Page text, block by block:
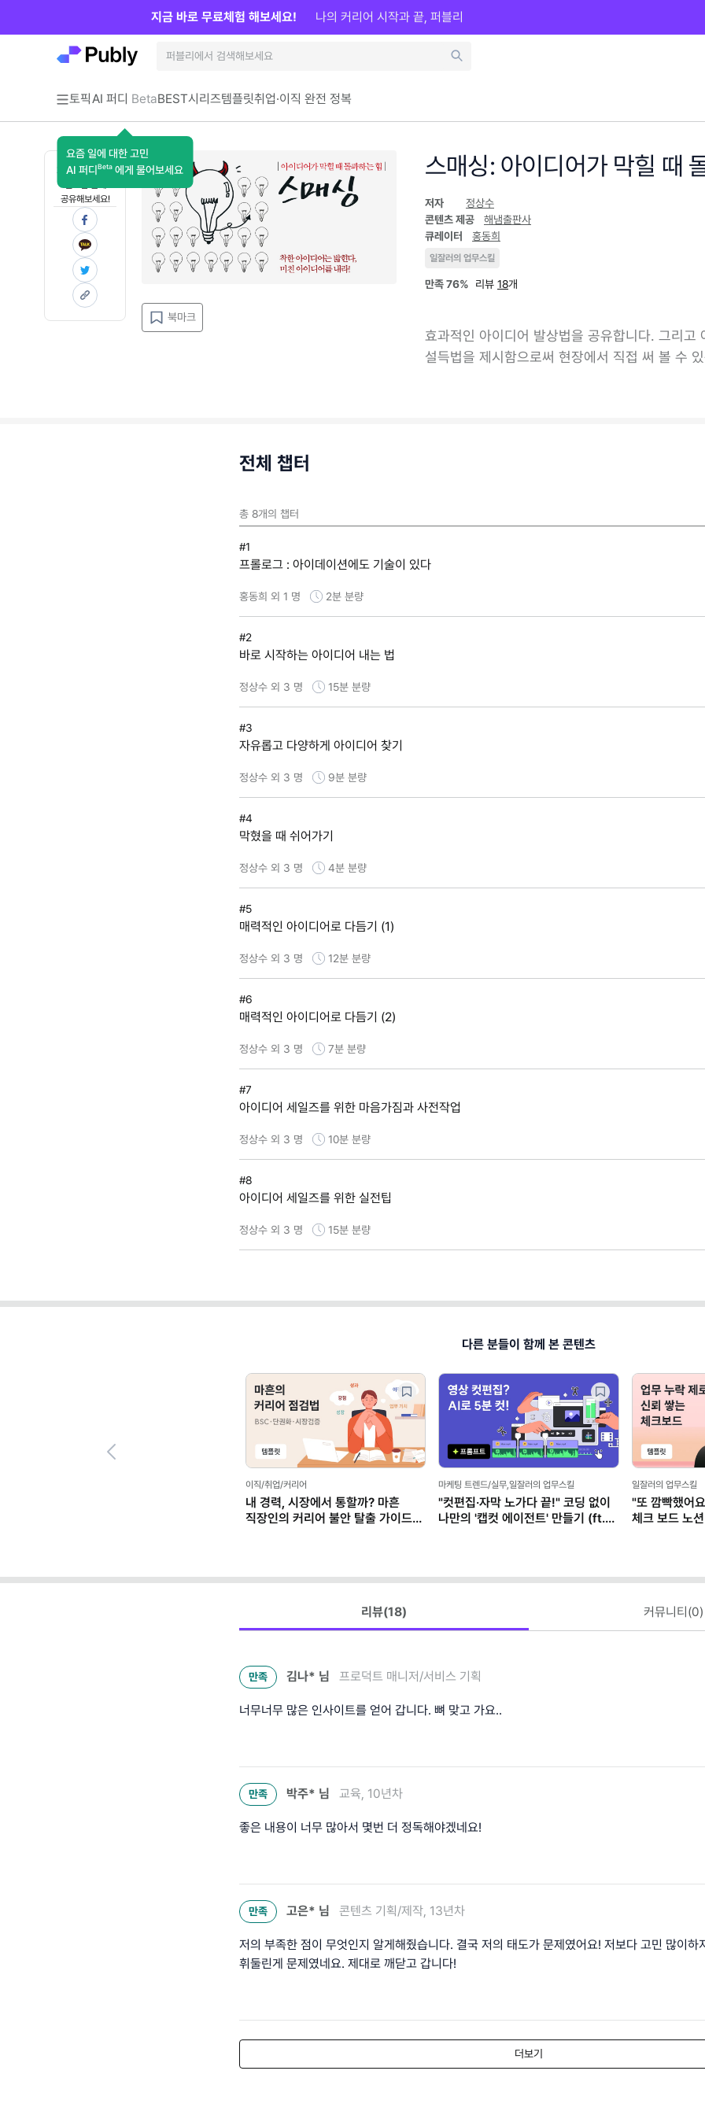
토픽AI 퍼디 Beta
요즘 일에 대한 고민
AI 퍼디 Beta 에게 물어보세요
BEST시리즈템플릿취업·이직 완전 정복
지금 바로 무료체험 해보세요! 나의 커리어 시작과 끝, 퍼블리
지금 인사이트가
공유해보세요!
북마크
스매싱: 아이디어가 막힐 때
저자
정상수
콘텐츠 제공
해냄출판사
큐레이터
홍동희
일잘러의 업무스킬
만족76% 리뷰 18개
효과적인 아이디어 발상법을 공유합니다. 그리고
설득법을 제시함으로써 현장에서 직접 써 볼 수
전체 챕터
총 8개의 챕터
#1
프롤로그 : 아이데이션에도 기술이 있다
홍동희 외 1 명 2분 분량
#2
바로 시작하는 아이디어 내는 법
정상수 외 3 명 15분 분량
#3
자유롭고 다양하게 아이디어 찾기
정상수 외 3 명 9분 분량
#4
막혔을 때 쉬어가기
정상수 외 3 명 4분 분량
#5
매력적인 아이디어로 다듬기 (1)
정상수 외 3 명 12분 분량
#6
매력적인 아이디어로 다듬기 (2)
정상수 외 3 명 7분 분량
#7
아이디어 세일즈를 위한 마음가짐과 사전작업
정상수 외 3 명 10분 분량
#8
아이디어 세일즈를 위한 실전팁
정상수 외 3 명 15분 분량
다른 분들이 함께 본 콘텐츠
이직/취업/커리어
내 경력, 시장에서 통할까? 마흔
직장인의 커리어 불안 탈출 가이드
마케팅 트렌드/실무,일잘러의 업무스킬
"컷편집·자막 노가다 끝!" 코딩 없이
나만의 '캡컷 에이전트' 만들기 (ft.
일잘러의 업무스킬
"또 깜빡했어
체크 보드 노
리뷰(18) 커뮤니티(0)
만족 김나* 님 프로덕트 매니저/서비스 기획
너무너무 많은 인사이트를 얻어 갑니다. 뼈 맞고 가요..
만족 박주* 님 교육, 10년차
좋은 내용이 너무 많아서 몇번 더 정독해야겠네요!
만족 고은* 님 콘텐츠 기획/제작, 13년차
저의 부족한 점이 무엇인지 알게해줬습니다. 결국 저의 태도가 문제였어요! 저보다 고민 많이하
휘둘린게 문제였네요. 제대로 깨닫고 갑니다!
더보기